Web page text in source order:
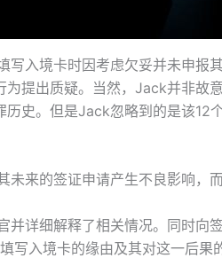
入境卡时因考虑欠妥并未申
提出质疑。当然，Jack并非
史。但是Jack忽略到的是该
来的签证申请产生不良影响，
详细解释了相关情况。同时
入境卡的缘由及其对这一后